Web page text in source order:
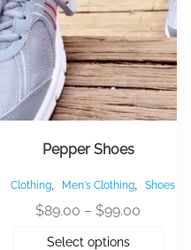
Pepper Shoes
Clothing, Men's Clothing, Shoes
$89.00 – $99.00
Select options
may
be
chosen
on
the
product